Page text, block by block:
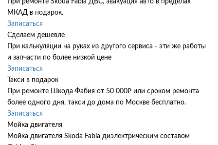
При ремонте Skoda Fabia ДВС, эвакуация авто в пределах
МКАД в подарок.
Записаться
Сделаем дешевле
При калькуляции на руках из другого сервиса - эти же работы
и запчасти по более низкой цене
Записаться
Такси в подарок
При ремонте Шкода Фабия от 50 000₽ или сроком ремонта
более одного дня, такси до дома по Москве бесплатно.
Записаться
Мойка двигателя
Мойка двигателя Skoda Fabia диэлектрическим составом